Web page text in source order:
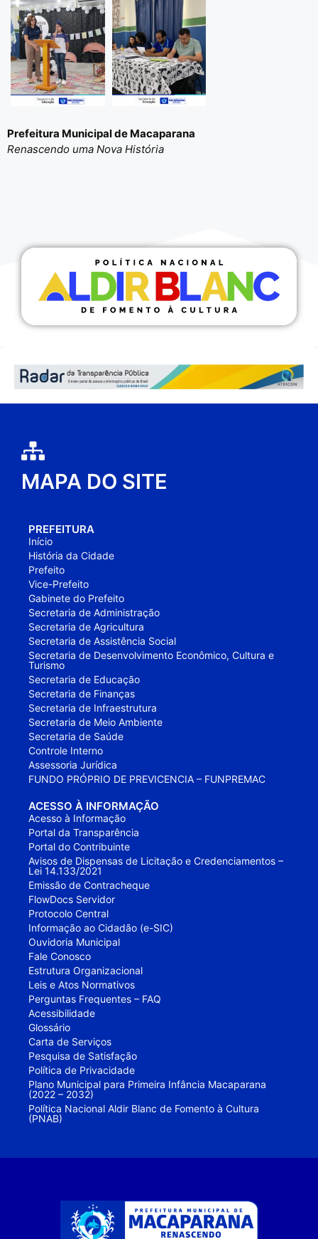
Prefeitura Municipal de Macaparana
Renascendo uma Nova História
MAPA DO SITE
PREFEITURA
Início
História da Cidade
Prefeito
Vice-Prefeito
Gabinete do Prefeito
Secretaria de Administração
Secretaria de Agricultura
Secretaria de Assistência Social
Secretaria de Desenvolvimento Econômico, Cultura e
Turismo
Secretaria de Educação
Secretaria de Finanças
Secretaria de Infraestrutura
Secretaria de Meio Ambiente
Secretaria de Saúde
Controle Interno
Assessoria Jurídica
FUNDO PRÓPRIO DE PREVICENCIA – FUNPREMAC
ACESSO À INFORMAÇÃO
Acesso à Informação
Portal da Transparência
Portal do Contribuinte
Avisos de Dispensas de Licitação e Credenciamentos –
Lei 14.133/2021
Emissão de Contracheque
FlowDocs Servidor
Protocolo Central
Informação ao Cidadão (e-SIC)
Ouvidoria Municipal
Fale Conosco
Estrutura Organizacional
Leis e Atos Normativos
Perguntas Frequentes – FAQ
Acessibilidade
Glossário
Carta de Serviços
Pesquisa de Satisfação
Política de Privacidade
Plano Municipal para Primeira Infância Macaparana
(2022 – 2032)
Política Nacional Aldir Blanc de Fomento à Cultura
(PNAB)